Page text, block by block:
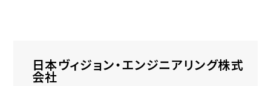
日本ヴィジョン・エンジニアリング株式
会社